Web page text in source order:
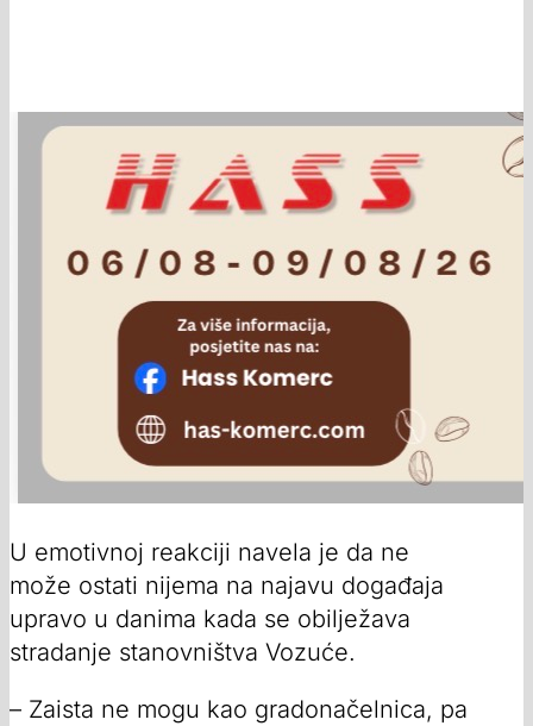
U emotivnoj reakciji navela je da ne
može ostati nijema na najavu događaja
upravo u danima kada se obilježava
stradanje stanovništva Vozuće.
– Zaista ne mogu kao gradonačelnica, pa